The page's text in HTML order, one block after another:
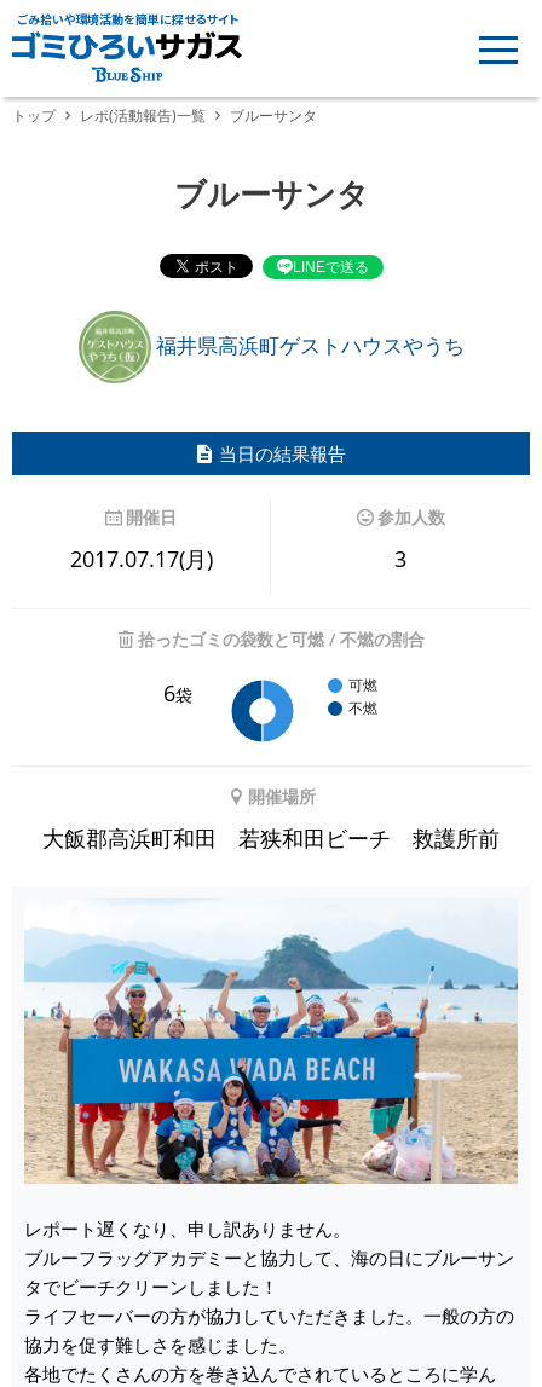
ごみ拾いや環境活動を簡単に探せるサイト
トップ レポ(活動報告)一覧 ブルーサンタ
ブルーサンタ
LINEで送る
福井県高浜町ゲストハウスやうち
当日の結果報告
開催日
2017.07.17(月)
参加人数
3
拾ったゴミの袋数と可燃 / 不燃の割合
6袋
可燃
不燃
開催場所
大飯郡高浜町和田 若狭和田ビーチ 救護所前
レポート遅くなり、申し訳ありません。
ブルーフラッグアカデミーと協力して、海の日にブルーサン
タでビーチクリーンしました！
ライフセーバーの方が協力していただきました。一般の方の
協力を促す難しさを感じました。
各地でたくさんの方を巻き込んでされているところに学ん